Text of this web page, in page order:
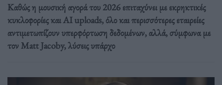
Καθώς η μουσική αγορά του 2026 επιταχύνει με εκρηκτικές
κυκλοφορίες και AI uploads, όλο και περισσότερες εταιρείες
αντιμετωπίζουν υπερφόρτωση δεδομένων, αλλά, σύμφωνα με
τον Matt Jacoby, λύσεις υπάρχο